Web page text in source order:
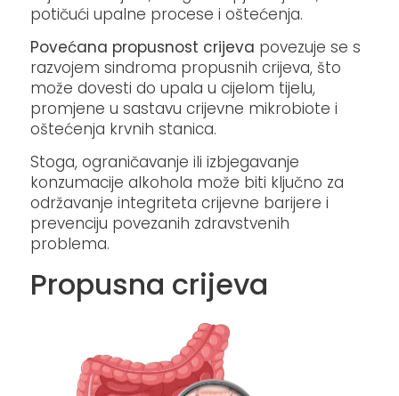
potičući upalne procese i oštećenja.
Povećana propusnost crijeva povezuje se s
razvojem sindroma propusnih crijeva, što
može dovesti do upala u cijelom tijelu,
promjene u sastavu crijevne mikrobiote i
oštećenja krvnih stanica.
Stoga, ograničavanje ili izbjegavanje
konzumacije alkohola može biti ključno za
održavanje integriteta crijevne barijere i
prevenciju povezanih zdravstvenih
problema.​
Propusna crijeva